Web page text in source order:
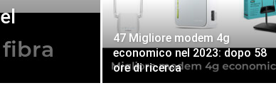
47 Migliore modem 4g
economico nel 2023: dopo 58
ore di ricerca